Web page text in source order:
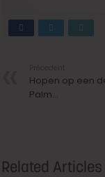
Hopen op een
Palm…
Related Articles